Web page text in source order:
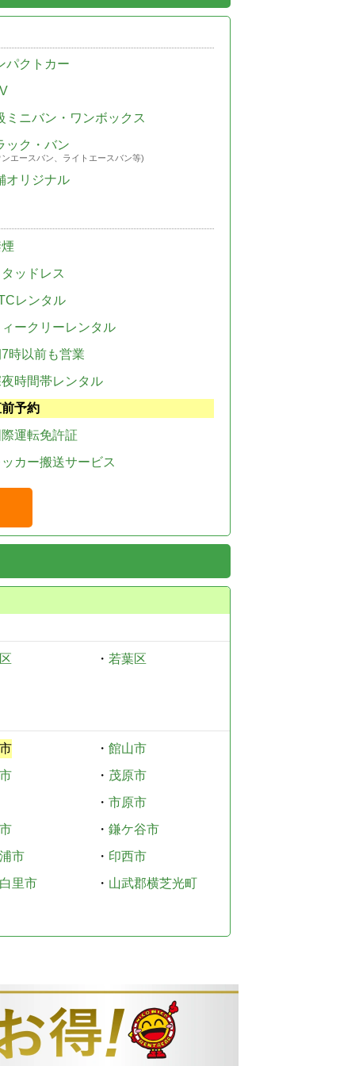
パクトカー
ミニバン・ワンボックス
ック・バン
エースバン、ライトエースバン等)
オリジナル
ッドレス
レンタル
ークリーレンタル
時以前も営業
時間帯レンタル
予約
運転免許証
カー搬送サービス
・ 若葉区
・ 館山市
・ 茂原市
・ 市原市
・ 鎌ケ谷市
市
・ 印西市
里市
・ 山武郡横芝光町